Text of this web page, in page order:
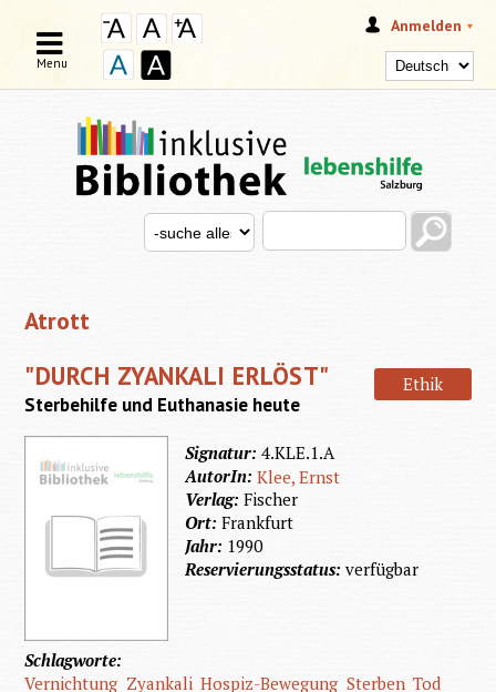
Anmelden
SUCHFORMULAR
Search this site
Search for
Menu
Atrott
"DURCH ZYANKALI ERLÖST" Ethik
Sterbehilfe und Euthanasie heute
Signatur:4.KLE.1.A
AutorIn:Klee, Ernst
Verlag:Fischer
Ort:Frankfurt
Jahr: 1990
Reservierungsstatus:verfügbar
Schlagworte:
Vernichtung Zyankali Hospiz-Bewegung Sterben Tod